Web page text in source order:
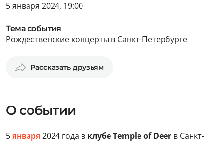
5 января 2024, 19:00
Тема события
Рождественские концерты в Санкт-Петербурге
Рассказать друзьям
О событии
5января 2024 года в клубе Temple of Deer в Санкт-